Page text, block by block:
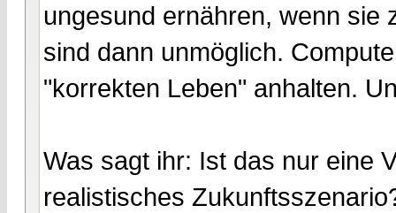
ungesund ernähren, wenn sie
sind dann unmöglich.
"korrekten Leben" anhalten.
Was sagt ihr: Ist das nur eine
realistisches